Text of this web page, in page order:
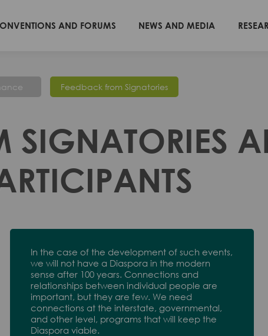
AND FORUMS NEWS AND MEDIA
Feedback from Signatories
SIGNATORIES
In the case of the development of such events,
we will not have a Diaspora in the modern
sense after 100 years. Connections and
relationships between individual people are
important, but they are few. We need
connections at the interstate, governmental,
and other level, programs that will keep the
Diaspora viable.